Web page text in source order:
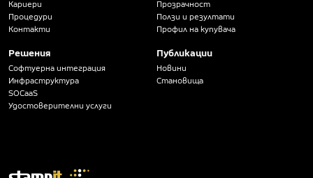
Кариери
Процедури
Контакти
Решения
Софтуерна интеграция
Инфраструктура
SOCaaS
Удостоверителни услуги
Прозрачност
Ползи и резултати
Профил на купувача
Публикации
Новини
Становища